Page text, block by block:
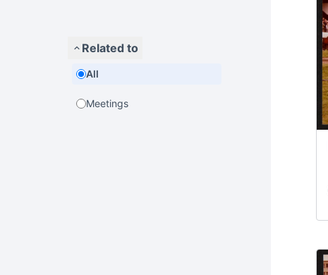
Related to
All
Meetings